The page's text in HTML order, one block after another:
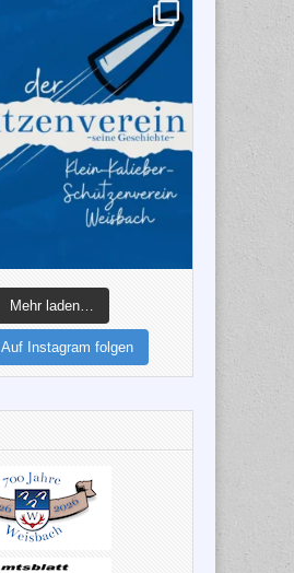
Mehr laden…
Auf Instagram folgen